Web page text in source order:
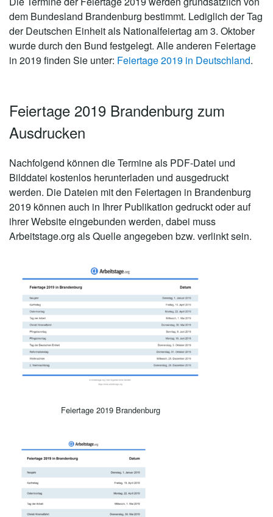
dem Bundesland Brandenburg bestimmt. Lediglich der Tag
der Deutschen Einheit als Nationalfeiertag am 3. Oktober
wurde durch den Bund festgelegt. Alle anderen Feiertage
in 2019 finden Sie unter: Feiertage 2019 in Deutschland.
Feiertage 2019 Brandenburg zum
Ausdrucken
Nachfolgend können die Termine als PDF-Datei und
Bilddatei kostenlos herunterladen und ausgedruckt
werden. Die Dateien mit den Feiertagen in Brandenburg
2019 können auch in Ihrer Publikation gedruckt oder auf
ihrer Website eingebunden werden, dabei muss
Arbeitstage.org als Quelle angegeben bzw. verlinkt sein.
Feiertage 2019 Brandenburg